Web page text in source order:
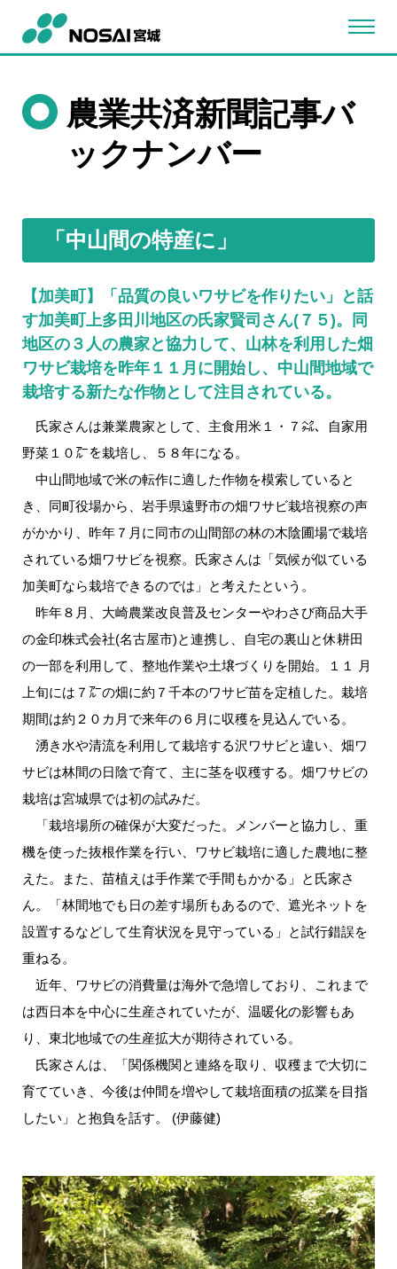
農業共済新聞記事バ
ックナンバー
「中山間の特産に」
【加美町】「品質の良いワサビを作りたい」と話
す加美町上多田川地区の氏家賢司さん(７５)。同
地区の３人の農家と協力して、山林を利用した畑
ワサビ栽培を昨年１１月に開始し、中山間地域で
栽培する新たな作物として注目されている。
氏家さんは兼業農家として、主食用米１・７㌶、自家用
野菜１０㌃を栽培し、５８年になる。
中山間地域で米の転作に適した作物を模索していると
き、同町役場から、岩手県遠野市の畑ワサビ栽培視察の声
がかかり、昨年７月に同市の山間部の林の木陰圃場で栽培
されている畑ワサビを視察。氏家さんは「気候が似ている
加美町なら栽培できるのでは」と考えたという。
昨年８月、大崎農業改良普及センターやわさび商品大手
の金印株式会社(名古屋市)と連携し、自宅の裏山と休耕田
の一部を利用して、整地作業や土壌づくりを開始。１１ 月
上旬には７㌃の畑に約７千本のワサビ苗を定植した。栽培
期間は約２０カ月で来年の６月に収穫を見込んでいる。
湧き水や清流を利用して栽培する沢ワサビと違い、畑ワ
サビは林間の日陰で育て、主に茎を収穫する。畑ワサビの
栽培は宮城県では初の試みだ。
「栽培場所の確保が大変だった。メンバーと協力し、重
機を使った抜根作業を行い、ワサビ栽培に適した農地に整
えた。また、苗植えは手作業で手間もかかる」と氏家さ
ん。「林間地でも日の差す場所もあるので、遮光ネットを
設置するなどして生育状況を見守っている」と試行錯誤を
重ねる。
近年、ワサビの消費量は海外で急増しており、これまで
は西日本を中心に生産されていたが、温暖化の影響もあ
り、東北地域での生産拡大が期待されている。
氏家さんは、「関係機関と連絡を取り、収穫まで大切に
育てていき、今後は仲間を増やして栽培面積の拡業を目指
したい」と抱負を話す。 (伊藤健)